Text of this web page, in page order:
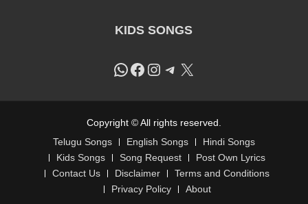
KIDS SONGS
WhatsApp
Facebook
Instagram
Telegram
X
Copyright © All rights reserved.
Telugu Songs
English Songs
Hindi Songs
Kids Songs
Song Request
Post Own Lyrics
Contact Us
Disclaimer
Terms and Conditions
Privacy Policy
About